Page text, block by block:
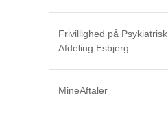
Frivillighed på Psykiatrisk
Afdeling Esbjerg
MineAftaler